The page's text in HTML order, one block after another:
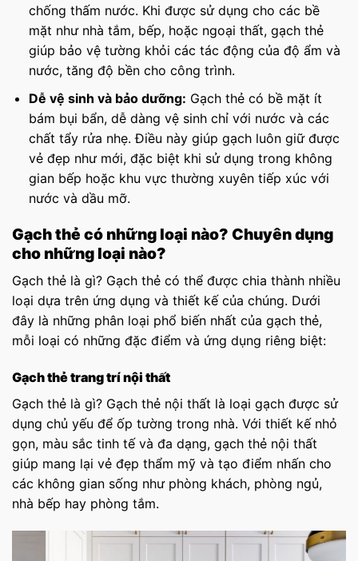
chống thấm nước. Khi được sử dụng cho các bề
mặt như nhà tắm, bếp, hoặc ngoại thất, gạch thẻ
giúp bảo vệ tường khỏi các tác động của độ ẩm và
nước, tăng độ bền cho công trình.
Dễ vệ sinh và bảo dưỡng: Gạch thẻ có bề mặt ít
bám bụi bẩn, dễ dàng vệ sinh chỉ với nước và các
chất tẩy rửa nhẹ. Điều này giúp gạch luôn giữ được
vẻ đẹp như mới, đặc biệt khi sử dụng trong không
gian bếp hoặc khu vực thường xuyên tiếp xúc với
nước và dầu mỡ.
Gạch thẻ có những loại nào? Chuyên dụng
cho những loại nào?
Gạch thẻ là gì? Gạch thẻ có thể được chia thành nhiều
loại dựa trên ứng dụng và thiết kế của chúng. Dưới
đây là những phân loại phổ biến nhất của gạch thẻ,
mỗi loại có những đặc điểm và ứng dụng riêng biệt:
Gạch thẻ trang trí nội thất
Gạch thẻ là gì? Gạch thẻ nội thất là loại gạch được sử
dụng chủ yếu để ốp tường trong nhà. Với thiết kế nhỏ
gọn, màu sắc tinh tế và đa dạng, gạch thẻ nội thất
giúp mang lại vẻ đẹp thẩm mỹ và tạo điểm nhấn cho
các không gian sống như phòng khách, phòng ngủ,
nhà bếp hay phòng tắm.